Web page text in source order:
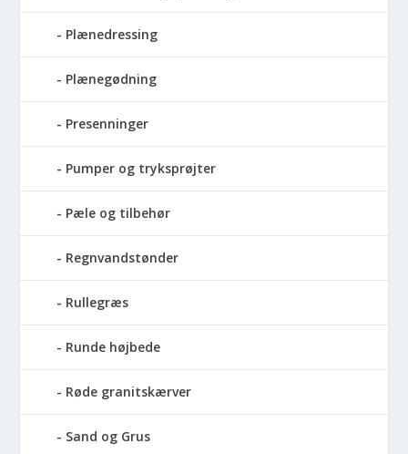
Plænedressing
Plænegødning
Presenninger
Pumper og tryksprøjter
Pæle og tilbehør
Regnvandstønder
Rullegræs
Runde højbede
Røde granitskærver
Sand og Grus